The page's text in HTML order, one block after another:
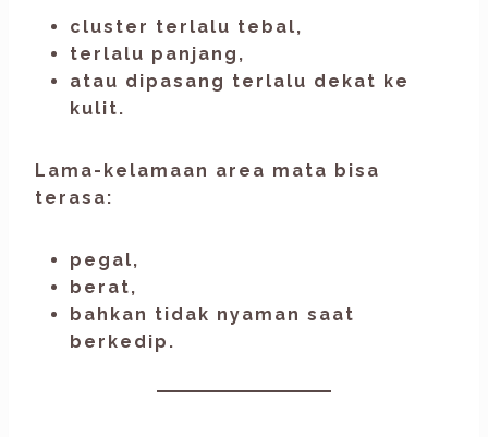
cluster terlalu tebal,
terlalu panjang,
atau dipasang terlalu dekat ke
kulit.
Lama-kelamaan area mata bisa
terasa:
pegal,
berat,
bahkan tidak nyaman saat
berkedip.